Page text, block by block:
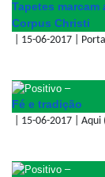
Tapetes
Corpus Christi
| 15-06-2017 |
–
Fé e tradição
| 15-06-2017 | Aqui
–